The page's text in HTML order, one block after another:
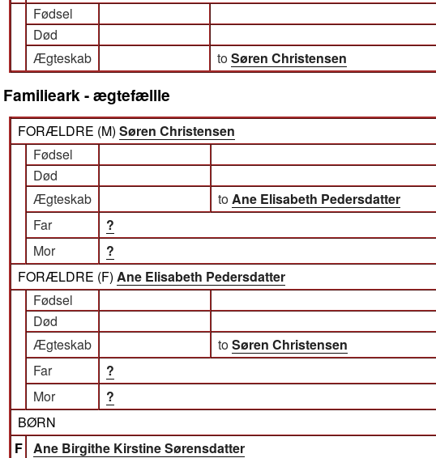
Fødsel
Død
Ægteskab
toSøren Christensen
Familieark - ægtefællle
FORÆLDRE (M) Søren Christensen
Fødsel
Død
Ægteskab
to Ane Elisabeth Pedersdatter
Far
?
Mor
?
FORÆLDRE (F) Ane Elisabeth Pedersdatter
Fødsel
Død
Ægteskab
toSøren Christensen
Far
?
Mor
?
BØRN
F
Ane Birgithe Kirstine Sørensdatter